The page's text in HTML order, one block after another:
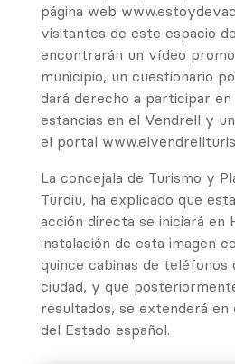
página web
visitantes de este espacio
encontrarán un vídeo
municipio, un cuestionario
dará derecho a participar
estancias en el Vendrell y
el portal
La concejala de Turismo y
Turdiu, ha explicado que
acción directa se iniciará en
instalación de esta imagen
quince cabinas de teléfonos
ciudad, y que
resultados, se extenderá en
del Estado español.